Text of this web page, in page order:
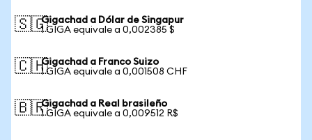
🇸🇬Gigachad a Dólar de Singapur
1 GIGA equivale a 0,002385 $
🇨🇭Gigachad a Franco Suizo
1 GIGA equivale a 0,001508 CHF
🇧🇷Gigachad a Real brasileño
1 GIGA equivale a 0,009512 R$